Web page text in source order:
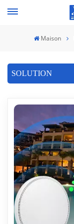
Maison
SOLUTION